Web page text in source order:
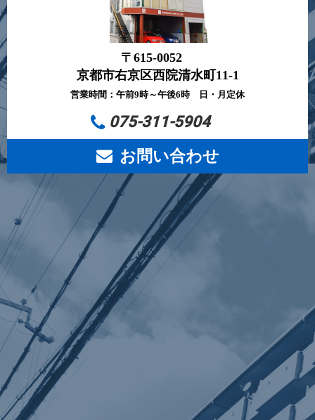
〒615-0052
京都市右京区西院清水町11-1
営業時間：午前9時～午後6時 日・月定休
075-311-5904
お問い合わせ